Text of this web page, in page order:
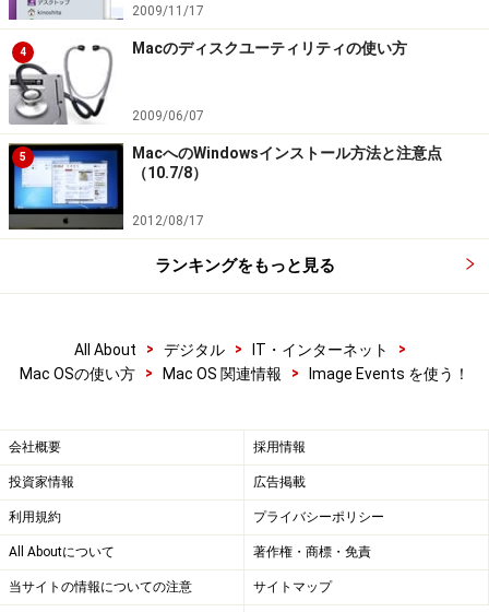
2009/11/17
4 Macのディスクユーティリティの使い方
2009/06/07
5
MacへのWindowsインストール方法と注意点
（10.7/8）
2012/08/17
ランキングをもっと見る
All About > デジタル > IT・インターネット
>
Mac OSの使い方
> Mac OS 関連情報 > Image Events を使う！
会社概要 採用情報
投資家情報 広告掲載
利用規約 プライバシーポリシー
All Aboutについて 著作権・商標・免責
当サイトの情報についての注意 サイトマップ